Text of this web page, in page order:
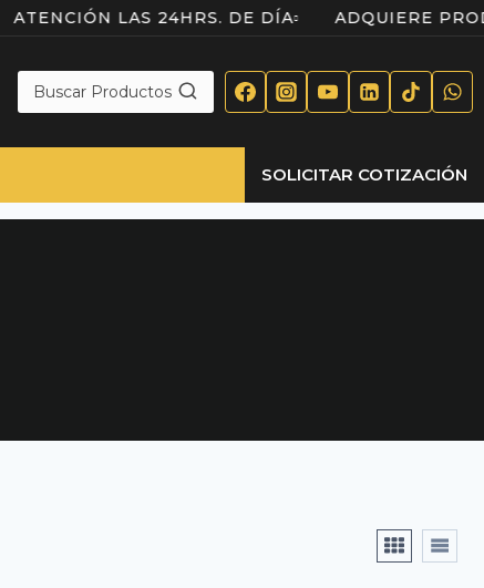
ATENCIÓN LAS 24HRS. DE DÍA ADQUIERE
Buscar Productos
SOLICITAR COTIZACIÓN